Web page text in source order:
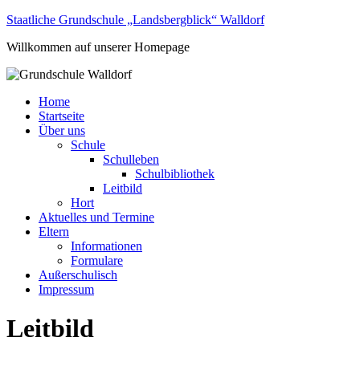
Staatliche Grundschule „Landsbergblick“ Walldorf
Willkommen auf unserer Homepage
Home
Startseite
Über uns
Schule
Schulleben
Schulbibliothek
Leitbild
Hort
Aktuelles und Termine
Eltern
Informationen
Formulare
Außerschulisch
Impressum
Leitbild